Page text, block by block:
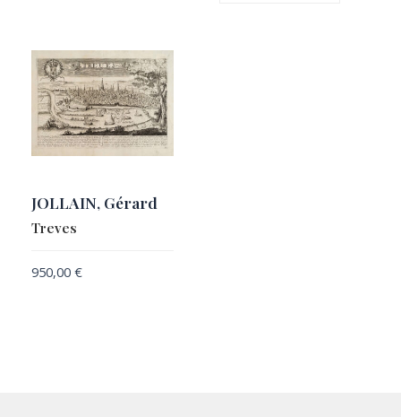
JOLLAIN, Gérard
Treves
950,00 €